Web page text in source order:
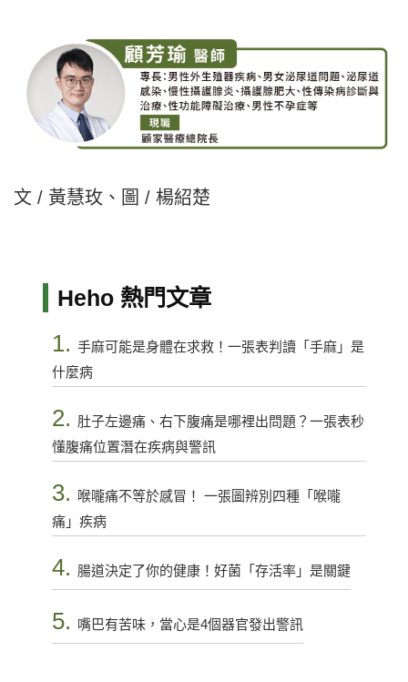
文 / 黃慧玫、圖 / 楊紹楚
Heho 熱門文章
1. 手麻可能是身體在求救！一張表判讀「手麻」是
什麼病
2. 肚子左邊痛、右下腹痛是哪裡出問題？一張表秒
懂腹痛位置潛在疾病與警訊
3.
喉嚨痛不等於感冒！ 一張圖辨別四種「喉嚨
痛」疾病
4. 腸道決定了你的健康！好菌「存活率」是關鍵
5. 嘴巴有苦味，當心是4個器官發出警訊